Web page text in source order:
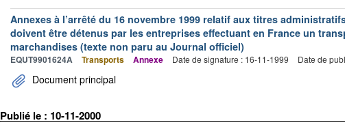
Annexes à l’arrêté du 16 novembre 1999 relatif aux titres
doivent être détenus par les entreprises effectuant en France un
marchandises (texte non paru au Journal officiel)
EQUT9901624A Transports Annexe Date de signature : 16-11-1999 Date de
Document principal
Publié le : 10-11-2000